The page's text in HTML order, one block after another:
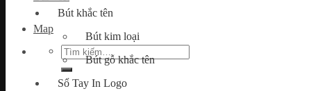
Map
Tìm
kiếm:
Bút khắc tên
Bút kim loại
Bút gỗ khắc tên
Sổ Tay In Logo